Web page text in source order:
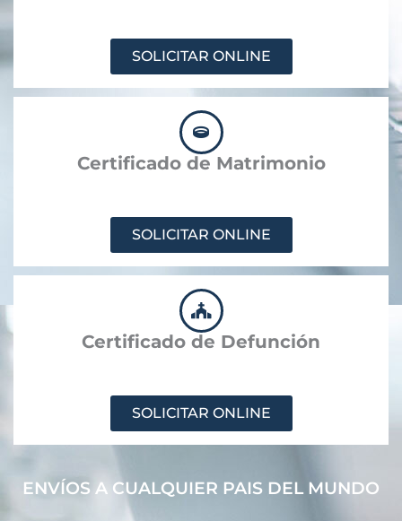
SOLICITAR ONLINE
Certificado de Matrimonio
SOLICITAR ONLINE
Certificado de Defunción
SOLICITAR ONLINE
ENVÍOS A CUALQUIER PAIS DEL MUNDO